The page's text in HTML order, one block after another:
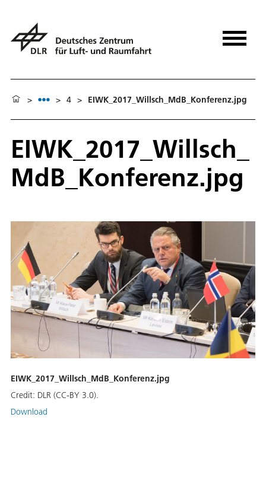
> > 4 > EIWK_2017_Willsch_MdB_Konferenz.jpg
EIWK_2017_Willsch_
MdB_Konferenz.jpg
EIWK_2017_Willsch_MdB_Konferenz.jpg
Credit: DLR (CC-BY 3.0).
Download